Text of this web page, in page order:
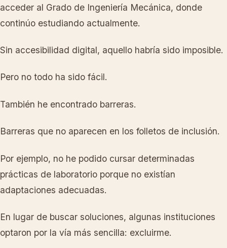
acceder al Grado de Ingeniería Mecánica, donde
continúo estudiando actualmente.
Sin accesibilidad digital, aquello habría sido imposible.
Pero no todo ha sido fácil.
También he encontrado barreras.
Barreras que no aparecen en los folletos de inclusión.
Por ejemplo, no he podido cursar determinadas
prácticas de laboratorio porque no existían
adaptaciones adecuadas.
En lugar de buscar soluciones, algunas instituciones
optaron por la vía más sencilla: excluirme.